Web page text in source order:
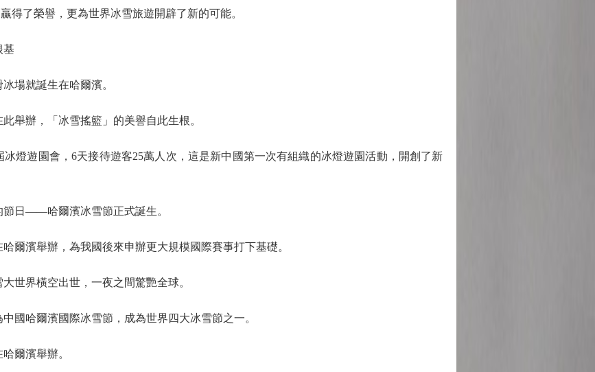
得了榮譽，更為世界冰雪旅遊開辟了新的可能。
場就誕生在哈爾濱。
辦，「冰雪搖籃」的美譽自此生根。
遊園會，6天接待遊客25萬人次，這是新中國第一次有組織的冰燈遊園活動，開創了新
日——哈爾濱冰雪節正式誕生。
濱舉辦，為我國後來申辦更大規模國際賽事打下基礎。
界橫空出世，一夜之間驚艷全球。
哈爾濱國際冰雪節，成為世界四大冰雪節之一。
爾濱舉辦。